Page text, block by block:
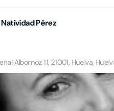
Natividad Pérez
Albornoz 11, 21001, Huelva,